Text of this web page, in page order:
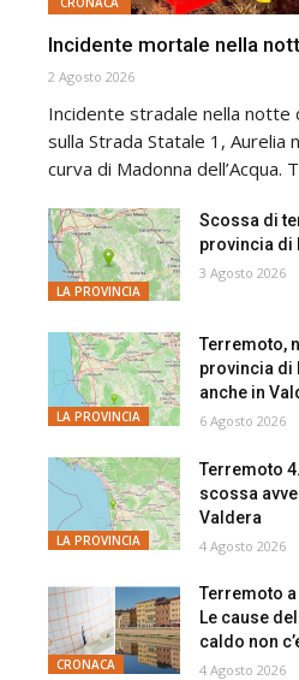
Incidente mortale nella
2 Agosto 2026
Incidente stradale nella notte
sulla Strada Statale 1, Aurelia
curva di Madonna dell’Acqua.
LA PROVINCIA
Scossa di
provincia di
3 Agosto 2026
LA PROVINCIA
Terremoto,
provincia di
anche in
6 Agosto 2026
LA PROVINCIA
Terremoto
scossa
Valdera
4 Agosto 2026
CRONACA
Terremoto
Le cause
caldo non
4 Agosto 2026